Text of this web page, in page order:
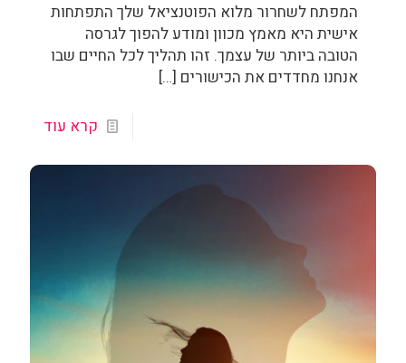
המפתח לשחרור מלוא הפוטנציאל שלך התפתחות
אישית היא מאמץ מכוון ומודע להפוך לגרסה
הטובה ביותר של עצמך. זהו תהליך לכל החיים שבו
אנחנו מחדדים את הכישורים […]
קרא עוד